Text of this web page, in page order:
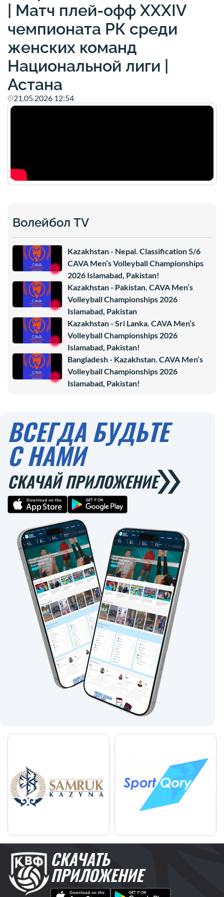
| Матч плей-офф XXXIV
чемпионата РК среди
женских команд
Национальной лиги |
Астана
21.05.2026 12:54
Волейбол TV
Kazakhstan - Nepal. Classification 5/6
CAVA Men’s Volleyball Championships
2026 Islamabad, Pakistan!
Kazakhstan - Pakistan. CAVA Men’s
Volleyball Championships 2026
Islamabad, Pakistan
Kazakhstan - Sri Lanka. CAVA Men’s
Volleyball Championships 2026
Islamabad, Pakistan!
Bangladesh - Kazakhstan. CAVA Men’s
Volleyball Championships 2026
Islamabad, Pakistan!
ВСЕГДА БУДЬТЕ
С НАМИ
СКАЧАЙ ПРИЛОЖЕНИЕ
СКАЧАТЬ
ПРИЛОЖЕНИЕ